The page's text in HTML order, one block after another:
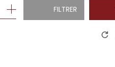
FILTRER